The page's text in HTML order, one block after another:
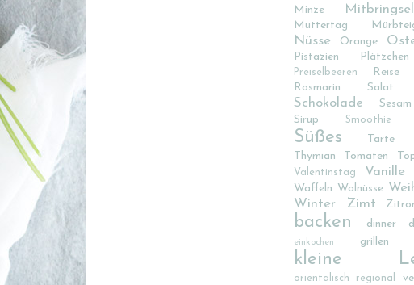
Minze
Mitbringsel
Muttertag
Nüsse Orange
Pistazien Plätzchen
Preiselbeeren
Reise
Rosmarin
Salat
Schokolade
Sesam
Sirup
Smoothie
Süßes
Tarte
Thymian
Tomaten
Valentinstag Vanille
Waffeln Walnüsse
Winter
Zimt
backen dinner
einkochen grillen
kleine
orientalisch regional